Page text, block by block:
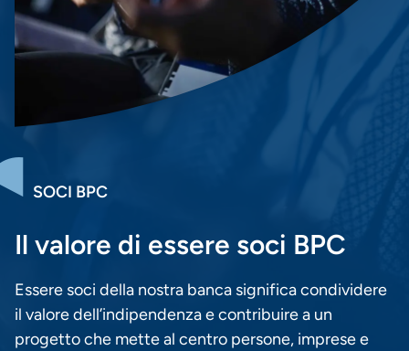
SOCI BPC
Il valore di essere soci BPC
Essere soci della nostra banca significa condividere
il valore dell’indipendenza e contribuire a un
progetto che mette al centro persone, imprese e